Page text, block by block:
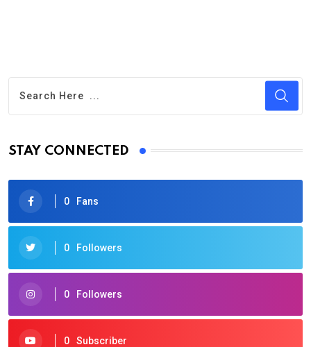
STAY CONNECTED
0 Fans
0 Followers
0 Followers
0 Subscriber